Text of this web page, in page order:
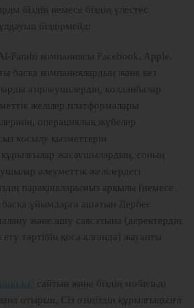
біздің немесе біздің үлестес
білдірмейді
Farabi компаниясы Facebook, Apple,
басқа компаниялардың және кез
әзірлеушілердің, қолданбалар
желілер платформалары
операциялық жүйелер
қосылу қызметтерін
құрылғылар жасаушылардың, соның
әлеуметтік желілердегі
парақшаларымыз арқылы (немесе
ұйымдарға ашатын Дербес
және ашу саясатына (деректердің
тәртібін қоса алғанда) жауапты
сайтын және біздің мобильді
отырып, Сіз өзіңіздің құрылғыңызға